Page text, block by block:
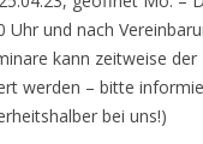
Uhr und nach
kann zeitweise der
werden – bitte
bei uns!)